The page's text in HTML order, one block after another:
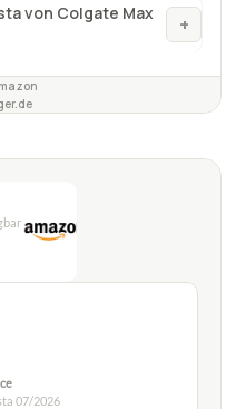
von Colgate Max
+
07/2026